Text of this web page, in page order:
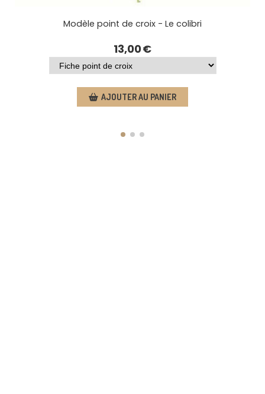
Tri fils vendu